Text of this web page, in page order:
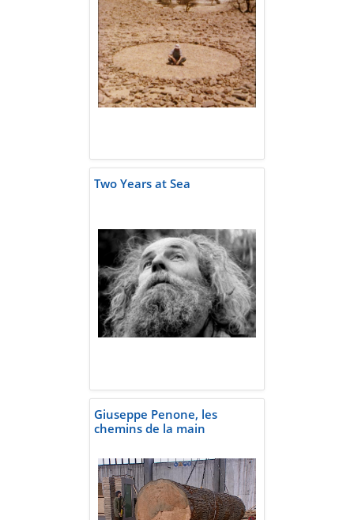
Two Years at Sea
Giuseppe Penone, les
chemins de la main